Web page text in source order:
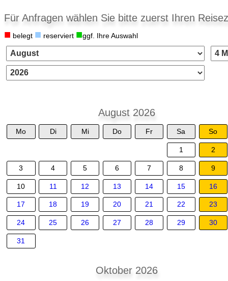
Für Anfragen wählen Sie bitte zuerst Ihren
■ belegt ■ reserviert ■ggf. Ihre Auswahl
August 2026
Mo Di Mi Do Fr Sa So
1 2
3 4 5 6 7 8 9
10 11 12 13 14 15 16
17 18 19 20 21 22 23
24 25 26 27 28 29 30
31
Oktober 2026